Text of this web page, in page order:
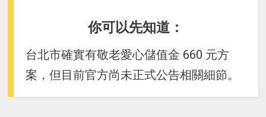
你可以先知道：
台北市確實有敬老愛心儲值金 660 元方
案，但目前官方尚未正式公告相關細節。